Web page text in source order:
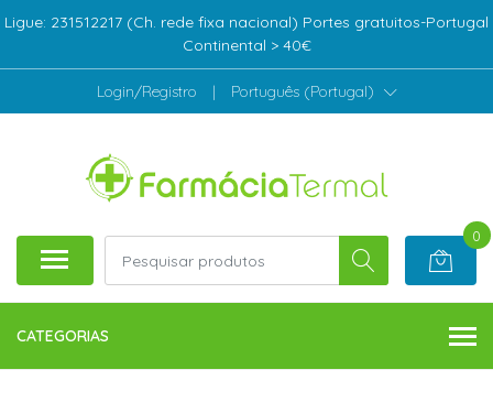
Ligue: 231512217 (Ch. rede fixa nacional) Portes gratuitos-Portugal
Continental > 40€
Login/Registro | Português (Portugal)
0
CATEGORIAS